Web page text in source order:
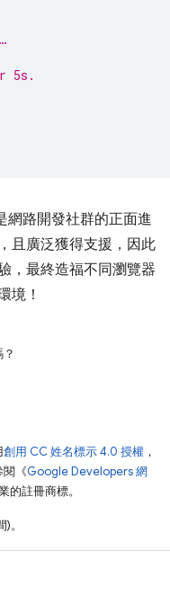
5s.
網路開發社群的正面進
且廣泛獲得支援，因此
，最終造福不同瀏覽器
境！
創用 CC 姓名標示 4.0 授權 ，
閱《Google Developers 網
註冊商標。
。